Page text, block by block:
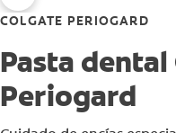
COLGATE PERIOGARD
Pasta
Periogard